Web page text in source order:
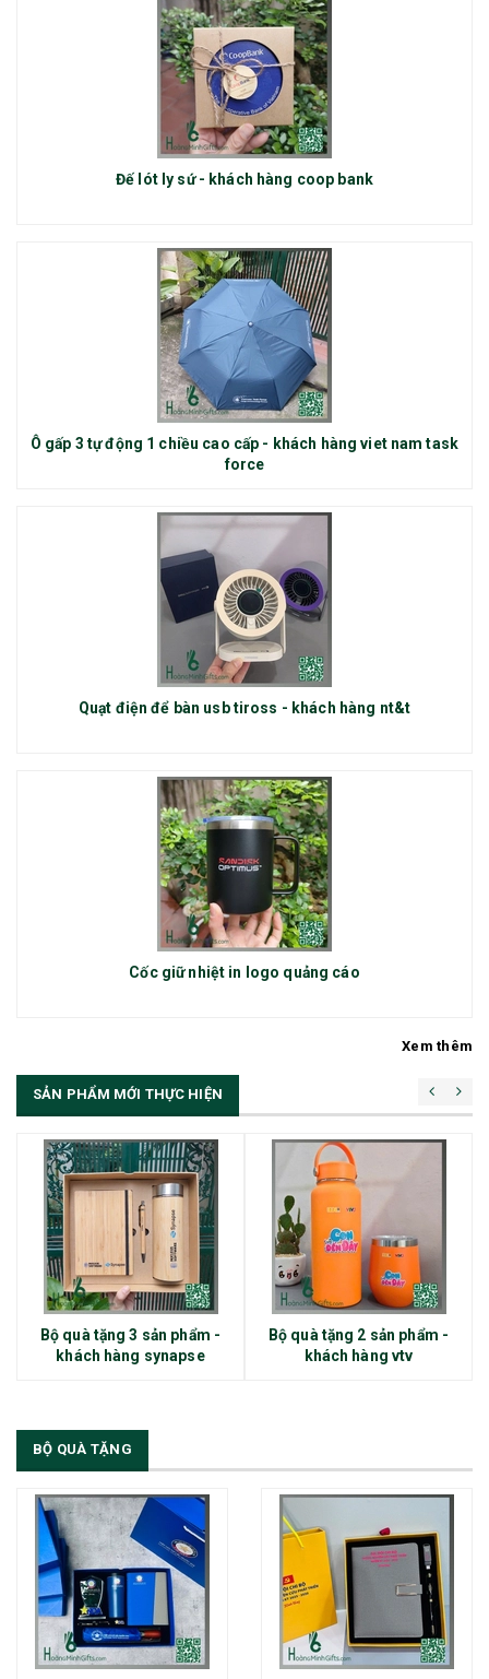
Đế lót ly sứ - khách hàng coop bank
Ô gấp 3 tự động 1 chiều cao cấp - khách hàng viet nam task
force
Quạt điện để bàn usb tiross - khách hàng nt&t
Cốc giữ nhiệt in logo quảng cáo
Xem thêm
SẢN PHẨM MỚI THỰC HIỆN
Bộ quà tặng 3 sản phẩm -
khách hàng synapse
Bộ quà tặng 2 sản phẩm -
khách hàng vtv
BỘ QUÀ TẶNG